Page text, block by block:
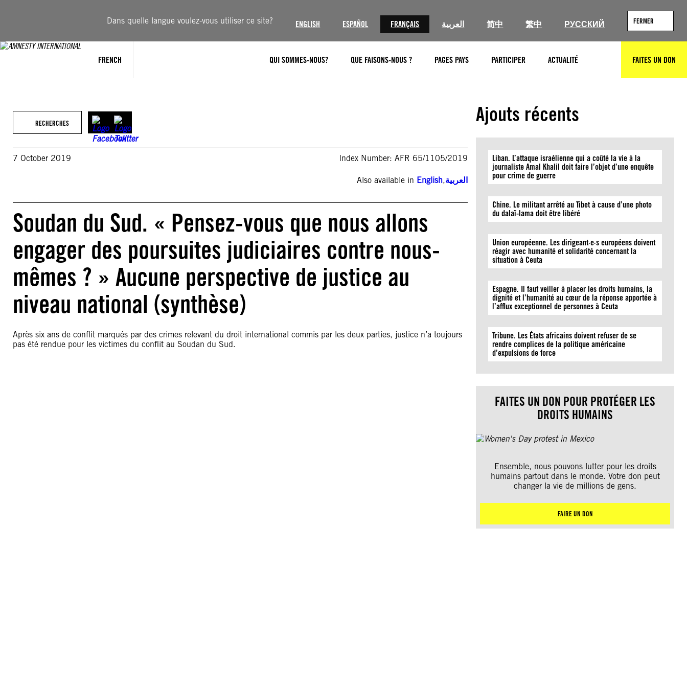
Dans quelle langue voulez-vous utiliser ce site? ENGLISH ESPAÑOL FRANÇAIS العربية 简中 繁中 РУССКИЙ FERMER
FRENCH QUI SOMMES-NOUS? QUE FAISONS-NOUS ? PAGES PAYS PARTICIPER ACTUALITÉ RECHERCHERFAITES UN DON
RECHERCHES
7 October 2019 Index Number: AFR 65/1105/2019
Also available in English,العربية
Soudan du Sud. « Pensez-vous que nous allons
engager des poursuites judiciaires contre nous-
mêmes ? » Aucune perspective de justice au
niveau national (synthèse)
Après six ans de conflit marqués par des crimes relevant du droit international commis par les deux parties, justice n’a toujours
pas été rendue pour les victimes du conflit au Soudan du Sud.
Ajouts récents
Liban. L’attaque israélienne qui a coûté la vie à la
journaliste Amal Khalil doit faire l’objet d’une enquête
pour crime de guerre
Chine. Le militant arrêté au Tibet à cause d’une photo
du dalaï-lama doit être libéré
Union européenne. Les dirigeant·e·s européens doivent
réagir avec humanité et solidarité concernant la
situation à Ceuta
Espagne. Il faut veiller à placer les droits humains, la
dignité et l’humanité au cœur de la réponse apportée à
l’afflux exceptionnel de personnes à Ceuta
Tribune. Les États africains doivent refuser de se
rendre complices de la politique américaine
d’expulsions de force
FAITES UN DON POUR PROTÉGER LES
DROITS HUMAINS
Ensemble, nous pouvons lutter pour les droits
humains partout dans le monde. Votre don peut
changer la vie de millions de gens.
FAIRE UN DON